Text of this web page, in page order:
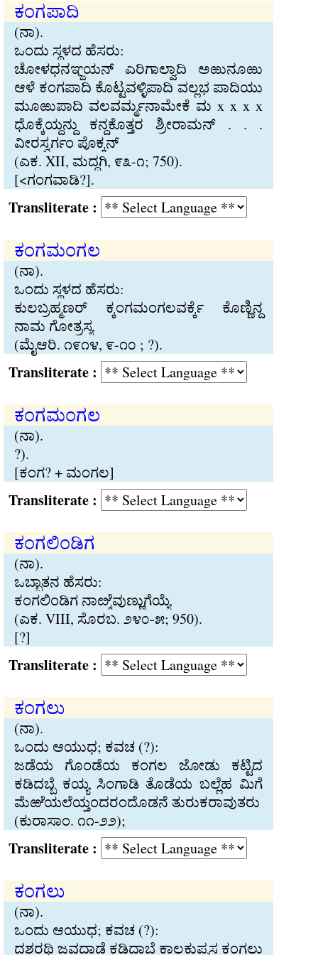
ಕಂಗಪಾದಿ
(ನಾ).
ಒಂದು ಸ‍್ಥಳದ ಹೆಸರು:
ಚೋಳಧನಞ‍್ಜಯನ್ ಎರಿಗಾಲ‍್ವಾದಿ ಅಱುನೂಱು
ಆಳೆ ಕಂಗಪಾದಿ ಕೊಟ‍್ಟವಳ‍್ಳಿಪಾದಿ ವಲ‍್ಲಭ ಪಾದಿಯು
ಮೂಱುಪಾದಿ ವಲವರ್ಮ್ಮನಾಮೇಕೆ ಮ x x x x
ಧೊಕ‍್ಕೆಯ‍್ದನ‍್ದು ಕನ‍್ದಕೊತ‍್ತರ ಶ‍್ರೀರಾಮನ್ . . .
ವೀರಸ್ವರ್ಗಂ ಪೊಕ‍್ಕನ್
(ಎಕ. XII, ಮದ‍್ದಗಿ, ೯೩-೧; 750).
[<ಗಂಗವಾಡಿ?].
:
ಕಂಗಮಂಗಲ
(ನಾ).
ಒಂದು ಸ‍್ಥಳದ ಹೆಸರು:
ಕುಲಬ‍್ರಹ‍್ಮಣರ್ ಕ್ಕಂಗಮಂಗಲವರ್ಕ್ಕೆ ಕೊಣ‍್ಣಿನ‍್ದ
ನಾಮ ಗೋತ‍್ರಸ‍್ಯ
(ಮೈಆರಿ. ೧೯೧೪, ೯-೧೦ ; ?).
:
ಕಂಗಮಂಗಲ
(ನಾ).
?).
[ಕಂಗ? + ಮಂಗಲ]
:
ಕಂಗಲಿಂಡಿಗ
(ನಾ).
ಒಬ‍್ಬಾತನ ಹೆಸರು:
ಕಂಗಲಿಂಡಿಗ ನಾೞ್ಕೆವುಣ‍್ಣುಗೆಯ‍್ಯೆ
(ಎಕ. VIII, ಸೊರಬ. ೨೪೦-೫; 950).
[?]
:
ಕಂಗಲು
(ನಾ).
ಒಂದು ಆಯುಧ; ಕವಚ (?):
ಜಡೆಯ ಗೊಂಡೆಯ ಕಂಗಲ ಜೋಡು ಕಟ‍್ಟಿದ
ಕಡಿದಬ‍್ಬೆ ಕಯ‍್ಯ ಸಿಂಗಾಡಿ ತೊಡೆಯ ಬಲ‍್ಲೆಹ ಮಿಗೆ
ಮೆಱೆಯಲೆಯ‍್ತಂದರಂದೊಡನೆ ತುರುಕರಾವುತರು
(ಕುರಾಸಾಂ. ೧೧-೨೨);
:
ಕಂಗಲು
(ನಾ).
ಒಂದು ಆಯುಧ; ಕವಚ (?):
ದಶರಥಿ ಜವದಾಡೆ ಕಡಿದಾಬೆ ಕಾಲಕುಪ‍್ಪಸ ಕಂಗಲು